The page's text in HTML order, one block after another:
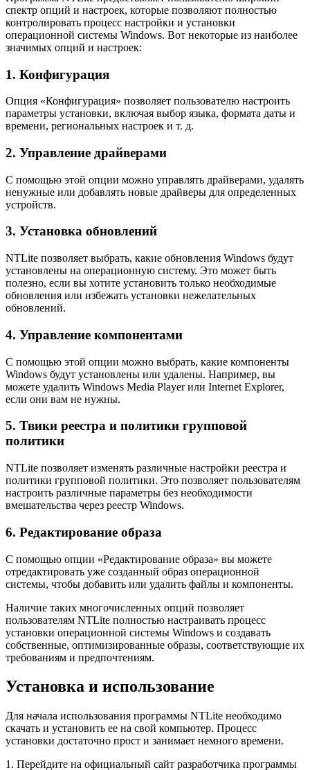
спектр опций и настроек, которые позволяют полностью
контролировать процесс настройки и установки
операционной системы Windows. Вот некоторые из наиболее
значимых опций и настроек:
1. Конфигурация
Опция «Конфигурация» позволяет пользователю настроить
параметры установки, включая выбор языка, формата даты и
времени, региональных настроек и т. д.
2. Управление драйверами
С помощью этой опции можно управлять драйверами, удалять
ненужные или добавлять новые драйверы для определенных
устройств.
3. Установка обновлений
NTLite позволяет выбрать, какие обновления Windows будут
установлены на операционную систему. Это может быть
полезно, если вы хотите установить только необходимые
обновления или избежать установки нежелательных
обновлений.
4. Управление компонентами
С помощью этой опции можно выбрать, какие компоненты
Windows будут установлены или удалены. Например, вы
можете удалить Windows Media Player или Internet Explorer,
если они вам не нужны.
5. Твики реестра и политики групповой
политики
NTLite позволяет изменять различные настройки реестра и
политики групповой политики. Это позволяет пользователям
настроить различные параметры без необходимости
вмешательства через реестр Windows.
6. Редактирование образа
С помощью опции «Редактирование образа» вы можете
отредактировать уже созданный образ операционной
системы, чтобы добавить или удалить файлы и компоненты.
Наличие таких многочисленных опций позволяет
пользователям NTLite полностью настраивать процесс
установки операционной системы Windows и создавать
собственные, оптимизированные образы, соответствующие их
требованиям и предпочтениям.
Установка и использование
Для начала использования программы NTLite необходимо
скачать и установить ее на свой компьютер. Процесс
установки достаточно прост и занимает немного времени.
1. Перейдите на официальный сайт разработчика программы